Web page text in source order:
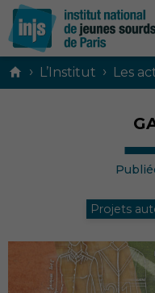
Contenu
› L’Institut › Les
Projets